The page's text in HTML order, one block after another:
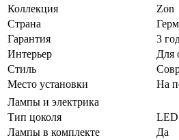
Коллекция
Zon
Страна
Гарантия
3
Интерьер
Для
Стиль
Место установки
На
Лампы и электрика
Тип цоколя
LED
Лампы в комплекте
Да